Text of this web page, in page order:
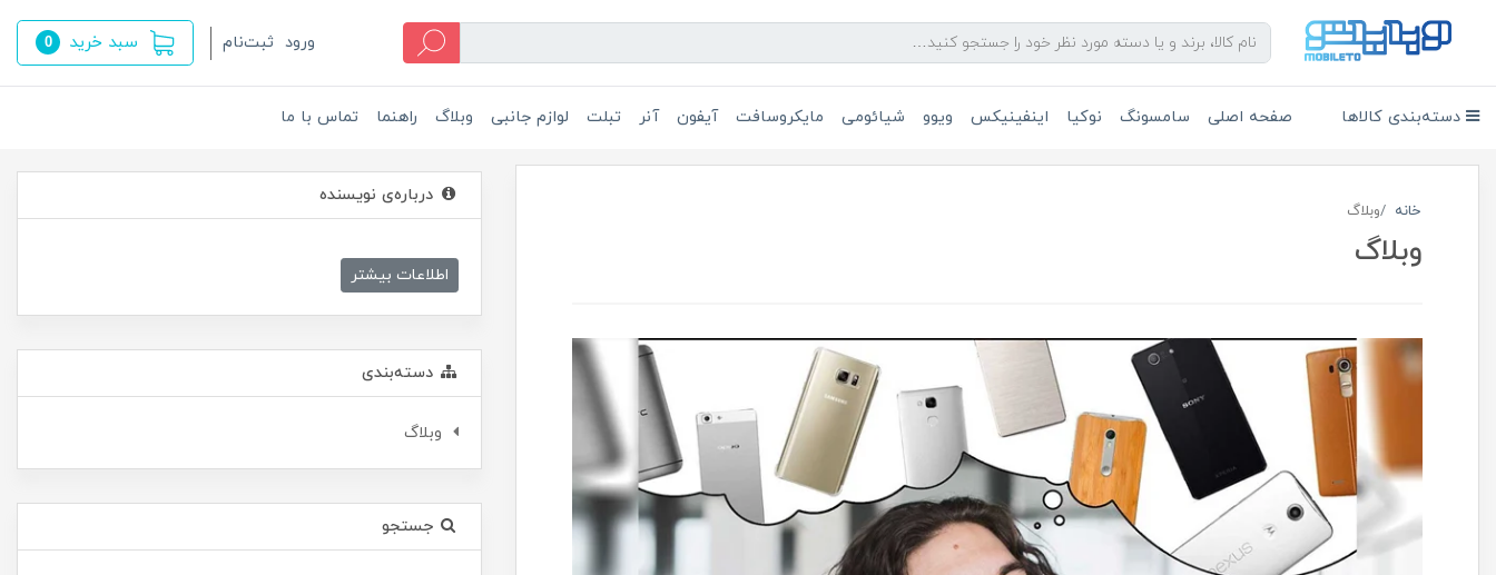
ورود ثبت‌نام سبد خرید 0
دسته‌بندی کالاها صفحه اصلی سامسونگ نوکیا اینفینیکس ویوو شیائومی مایکروسافت آیفون آنر تبلت لوازم جانبی وبلاگ راهنما تماس با ما
خانه وبلاگ
وبلاگ
درباره‌ی نویسنده
اطلاعات بیشتر
دسته‌بندی
وبلاگ
جستجو